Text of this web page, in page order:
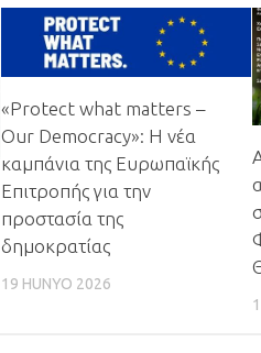
«Protect what matters –
Our Democracy»: Η νέα
καμπάνια της Ευρωπαϊκής
Επιτροπής για την
προστασία της
δημοκρατίας
19 HUNYO 2026